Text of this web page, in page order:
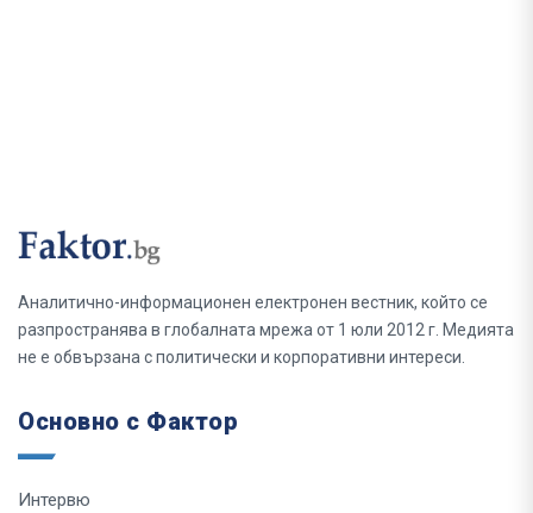
Аналитично-информационен електронен вестник, който се
разпространява в глобалната мрежа от 1 юли 2012 г. Медията
не е обвързана с политически и корпоративни интереси.
Основно с Фактор
Интервю